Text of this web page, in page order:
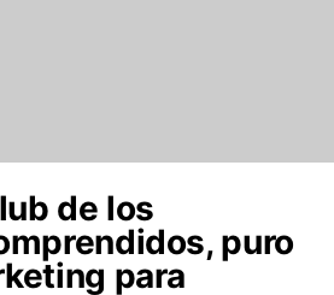
de los
puro
para